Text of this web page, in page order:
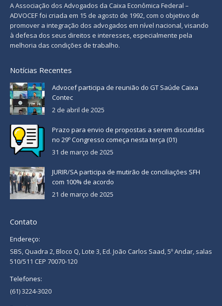
A Associação dos Advogados da Caixa Econômica Federal –
ADVOCEF foi criada em 15 de agosto de 1992, com o objetivo de
promover a integração dos advogados em nível nacional, visando
à defesa dos seus direitos e interesses, especialmente pela
melhoria das condições de trabalho.
Notícias Recentes
Advocef participa de reunião do GT Saúde Caixa
Contec
2 de abril de 2025
Prazo para envio de propostas a serem discutidas
no 29º Congresso começa nesta terça (01)
31 de março de 2025
JURIR/SA participa de mutirão de conciliações SFH
com 100% de acordo
21 de março de 2025
Contato
Endereço:
SBS, Quadra 2, Bloco Q, Lote 3, Ed. João Carlos Saad, 5º Andar, salas
510/511 CEP 70070-120
Telefones:
(61) 3224-3020